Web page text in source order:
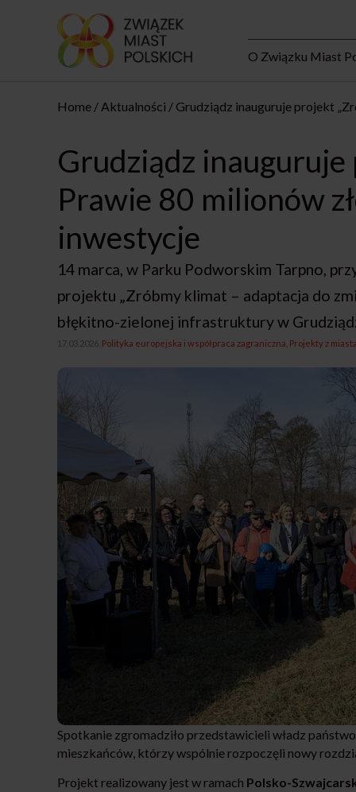
O Związku Miast
Home Aktualności Grudziądz inauguruje projekt
Grudziądz
Prawie 80 milionów
inwestycje
14 marca, w Parku Podworskim Tarpno,
projektu „Zróbmy klimat – adaptacja do
błękitno-zielonej infrastruktury w
17.03.2026, Polityka europejska i współpraca zagraniczna Projekty z
Spotkanie zgromadziło przedstawicieli władz
mieszkańców, którzy wspólnie rozpoczęli nowy
Projekt realizowany jest w ramach Polsko-